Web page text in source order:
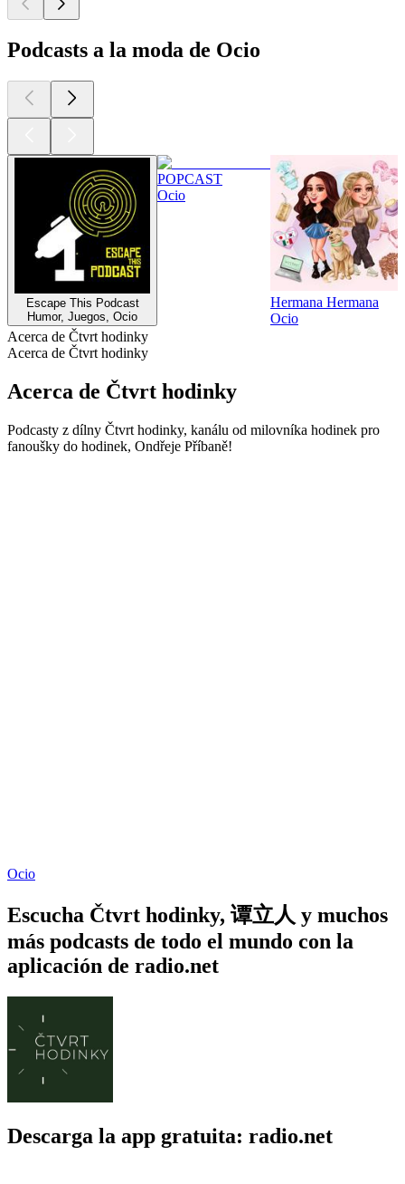
Podcasts a la moda de Ocio
Escape This Podcast
Humor, Juegos, Ocio
POPCAST
Ocio
Hermana Hermana
Ocio
Acerca de Čtvrt hodinky
Acerca de Čtvrt hodinky
Acerca de Čtvrt hodinky
Podcasty z dílny Čtvrt hodinky, kanálu od milovníka hodinek pro
fanoušky do hodinek, Ondřeje Příbaně!
Ocio
Escucha Čtvrt hodinky, 谭立人 y muchos
más podcasts de todo el mundo con la
aplicación de radio.net
Descarga la app gratuita: radio.net